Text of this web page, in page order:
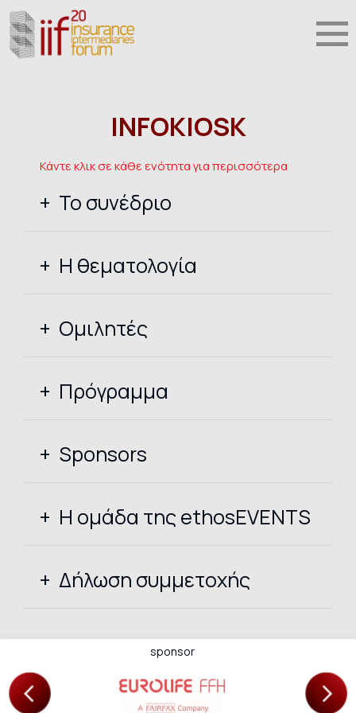
INFOKIOSK
Κάντε κλικ σε κάθε ενότητα για περισσότερα
Το συνέδριο
Η θεματολογία
Ομιλητές
Πρόγραμμα
Sponsors
Η ομάδα της ethosEVENTS
Δήλωση συμμετοχής
sponsor